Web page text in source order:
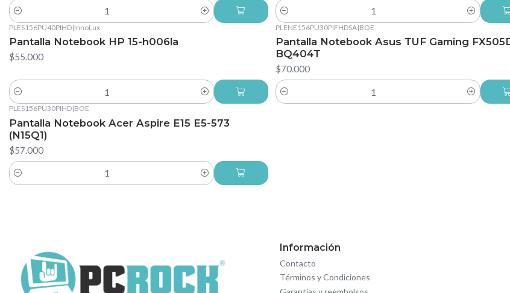
Cantidad Cantidad
PLES156PU40PIHD|InnoLux
Pantalla Notebook HP 15-h006la
$55.000
Cantidad
PLENE156PU30PIFHDSA|BOE
Pantalla Notebook Asus TUF Gaming
BQ404T
$70.000
Cantidad
PLES156PU30PIHD|BOE
Pantalla Notebook Acer Aspire E15 E5-573
(N15Q1)
$57.000
Cantidad
Información
Contacto
Términos y Condiciones